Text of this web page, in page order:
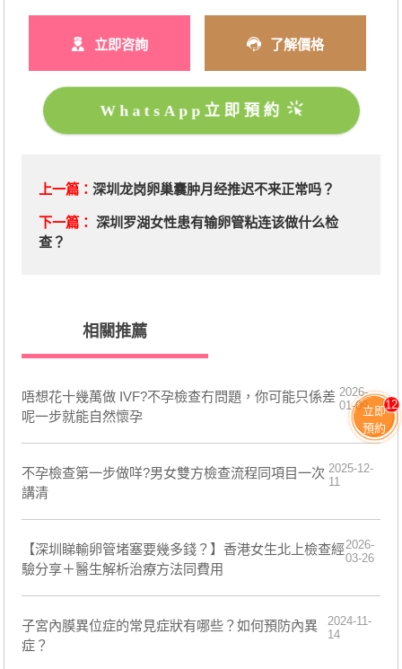
立即咨詢 了解價格
WhatsApp立即預約
上一篇： 深圳龙岗卵巢囊肿月经推迟不来正常吗？
下一篇： 深圳罗湖女性患有输卵管粘连该做什么检
查？
相關推薦
唔想花十幾萬做 IVF?不孕檢查冇問題，你可能只係差
呢一步就能自然懷孕
2026-
01-09
不孕檢查第一步做咩?男女雙方檢查流程同項目一次
講清
2025-12-
11
【深圳睇輸卵管堵塞要幾多錢？】香港女生北上檢查經
驗分享＋醫生解析治療方法同費用
2026-
03-26
子宮內膜異位症的常見症狀有哪些？如何預防內異
症？
2024-11-
14
立即
預約
12